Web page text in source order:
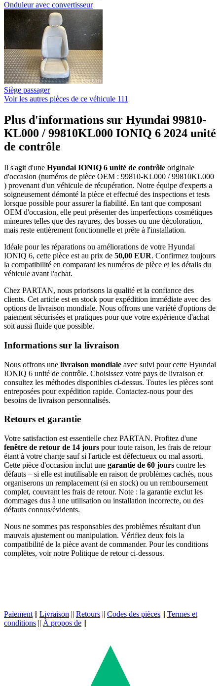
Onduleur avec convertisseur
Siège passager
Voir les autres pièces de ce véhicule 111
Plus d'informations sur Hyundai 99810-
KL000 / 99810KL000 IONIQ 6 2024 unité
de contrôle
Il s'agit d'une Hyundai IONIQ 6 unité de contrôle originale
d'occasion (numéros de pièce OEM : 99810-KL000 / 99810KL000
) provenant d'un véhicule de récupération. Notre équipe d'experts a
soigneusement démonté la pièce et effectué des inspections et tests
lorsque possible pour assurer la fiabilité. En tant que composant
OEM d'occasion, elle peut présenter des imperfections cosmétiques
mineures telles que des rayures, des bosses ou une décoloration,
mais reste entièrement fonctionnelle et prête à l'installation.
Idéale pour les réparations ou améliorations de votre Hyundai
IONIQ 6, cette pièce est au prix de 50,00 EUR. Confirmez toujours
la compatibilité en comparant les numéros de pièce et les détails du
véhicule avant l'achat.
Chez PARTAN, nous priorisons la qualité et la confiance des
clients. Cet article est en stock pour expédition immédiate avec des
options de livraison mondiale. Nous offrons une variété d'options de
paiement sécurisées et pratiques pour que votre expérience d'achat
soit aussi fluide que possible.
Informations sur la livraison
Nous offrons une livraison mondiale avec suivi pour cette Hyundai
IONIQ 6 unité de contrôle. Choisissez votre pays de livraison et
consultez les méthodes disponibles ci-dessus. Toutes les pièces sont
entreposées pour expédition rapide. Contactez-nous pour des
besoins de livraison personnalisés.
Retours et garantie
Votre satisfaction est essentielle chez PARTAN. Profitez d'une
fenêtre de retour de 14 jours pour toute raison, les frais de retour
étant à votre charge sauf si l'article est défectueux ou mal assorti.
Cette pièce d'occasion inclut une garantie de 60 jours contre les
défauts – si elle est inutilisable en raison de problèmes cachés, nous
organiserons un remplacement (si en stock) ou un remboursement
complet, couvrant les frais de retour. Note : la garantie exclut les
dommages dus à une utilisation ou installation incorrecte, ou des
défauts connus/évidents.
Nous ne sommes pas responsables des problèmes résultant d'un
mauvais ajustement ou manipulation. Vérifiez deux fois la
compatibilité de la pièce avant de commander. Pour les conditions
complètes, voir notre Politique de retour ci-dessous.
Paiement || Livraison || Retours || Codes des pièces || Termes et
conditions || À propos de ||